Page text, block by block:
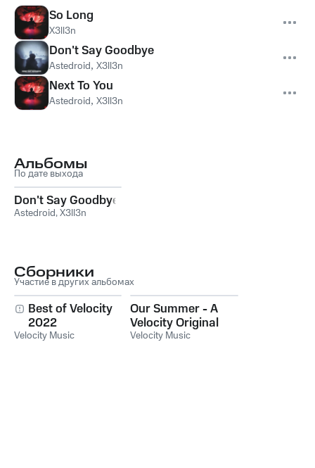
So Long
X3ll3n
Don't Say Goodbye
Astedroid, X3ll3n
Next To You
Astedroid, X3ll3n
Альбомы
По дате выхода
Don't Say Goodbye
Astedroid,X3ll3n
Сборники
Участие в других альбомах
Best of Velocity
2022
Velocity Music
Our Summer - A
Velocity Original
Velocity Music